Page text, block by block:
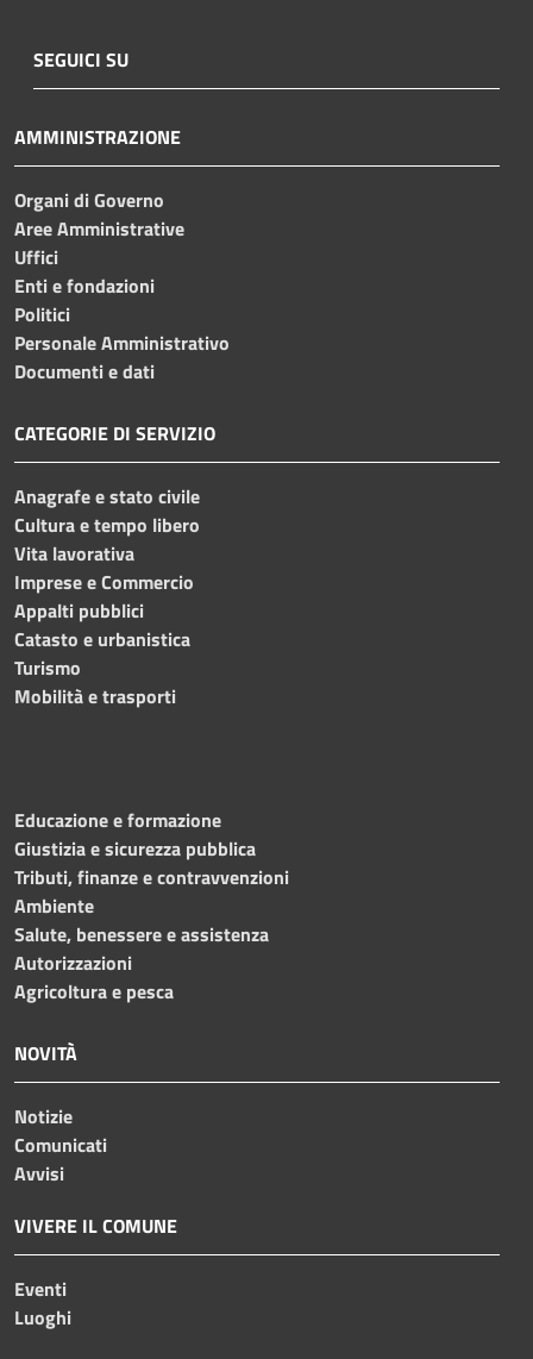
SEGUICI SU
AMMINISTRAZIONE
Organi di Governo
Aree Amministrative
Uffici
Enti e fondazioni
Politici
Personale Amministrativo
Documenti e dati
CATEGORIE DI SERVIZIO
Anagrafe e stato civile
Cultura e tempo libero
Vita lavorativa
Imprese e Commercio
Appalti pubblici
Catasto e urbanistica
Turismo
Mobilità e trasporti
Educazione e formazione
Giustizia e sicurezza pubblica
Tributi, finanze e contravvenzioni
Ambiente
Salute, benessere e assistenza
Autorizzazioni
Agricoltura e pesca
NOVITÀ
Notizie
Comunicati
Avvisi
VIVERE IL COMUNE
Eventi
Luoghi